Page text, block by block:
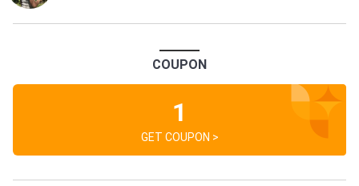
COUPON
1
GET COUPON >